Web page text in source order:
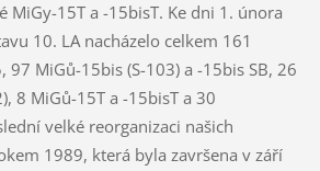
MiGy-15T a -15bisT. Ke dni 1. února
10. LA nacházelo celkem 161
97 MiGů-15bis (S-103) a -15bis SB, 26
8 MiGů-15T a -15bisT a 30
velké reorganizaci našich
1989, která byla završena v září